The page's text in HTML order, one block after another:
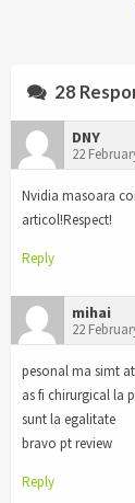
28
DNY
22
Nvidia masoara
articol!Respect!
Reply
mihai
22
pesonal ma simt
as fi chirurgical la
sunt la egalitate
bravo pt review
Reply